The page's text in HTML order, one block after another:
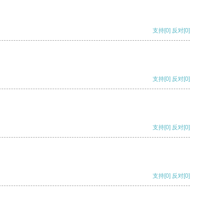
支持[0] 反对[0]
支持[0] 反对[0]
支持[0] 反对[0]
支持[0] 反对[0]